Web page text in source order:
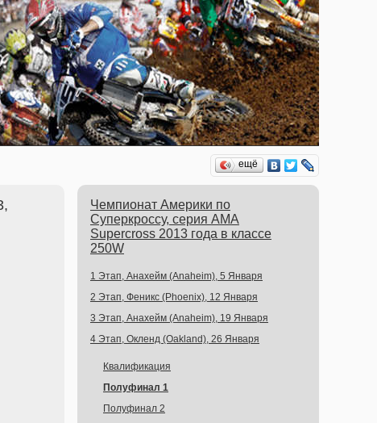
ещё
Чемпионат Америки по
Суперкроссу, серия AMA
Supercross 2013 года в классе
250W
1 Этап, Анахейм (Anaheim), 5 Января
2 Этап, Феникс (Phoenix), 12 Января
3 Этап, Анахейм (Anaheim), 19 Января
4 Этап, Окленд (Oakland), 26 Января
Квалификация
Полуфинал 1
Полуфинал 2